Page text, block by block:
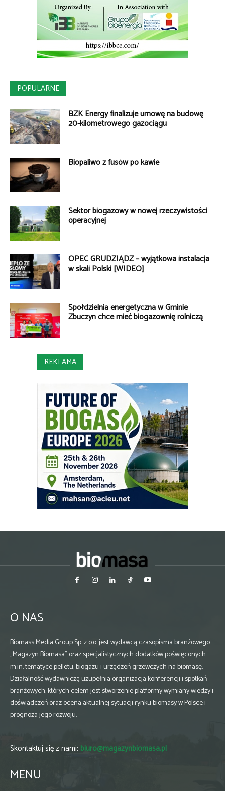
POPULARNE
BZK Energy finalizuje umowę na budowę
20-kilometrowego gazociągu
Biopaliwo z fusów po kawie
Sektor biogazowy w nowej rzeczywistości
operacyjnej
OPEC GRUDZIĄDZ – wyjątkowa instalacja
w skali Polski [WIDEO]
Spółdzielnia energetyczna w Gminie
Zbuczyn chce mieć biogazownię rolniczą
REKLAMA
O NAS
Biomass Media Group Sp. z o.o. jest wydawcą czasopisma branżowego
„Magazyn Biomasa” oraz specjalistycznych dodatków poświęconych
m.in. tematyce pelletu, biogazu i urządzeń grzewczych na biomasę.
Działalność wydawniczą uzupełnia organizacja konferencji i spotkań
branżowych, których celem jest stworzenie platformy wymiany wiedzy i
doświadczeń oraz ocena aktualnej sytuacji rynku biomasy w Polsce i
prognoza jego rozwoju.
Skontaktuj się z nami: biuro@magazynbiomasa.pl
MENU